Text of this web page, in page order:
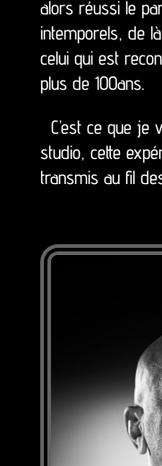
alors réussi le
intemporels, de
celui qui est
plus de 100ans.
C’est ce que
studio, cette
transmis au fil